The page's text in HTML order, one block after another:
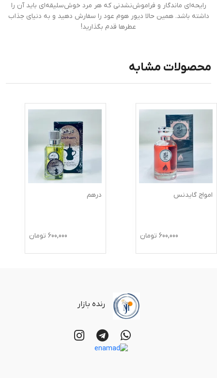
رایحه‌ای ماندگار و فراموش‌نشدنی که هر مرد خوش‌سلیقه‌ای باید آن را
داشته باشد. همین حالا دیور هوم عود را سفارش دهید و به دنیای جذاب
عطرها قدم بگذارید!
محصولات مشابه
امواج گایدنس
600,000 تومان
درهم
600,000 تومان
رنده بازار